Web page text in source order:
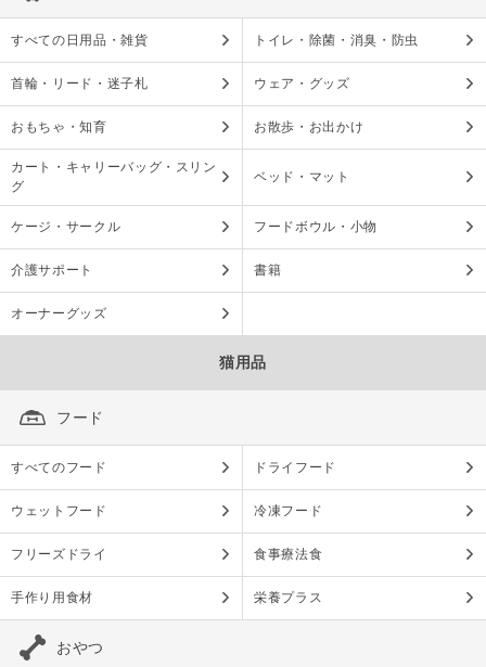
すべての日用品・雑貨 トイレ・除菌・消臭・防虫
首輪・リード・迷子札 ウェア・グッズ
おもちゃ・知育 お散歩・お出かけ
カート・キャリーバッグ・スリン
グ
ベッド・マット
ケージ・サークル フードボウル・小物
介護サポート 書籍
オーナーグッズ
猫用品
フード
すべてのフード ドライフード
ウェットフード 冷凍フード
フリーズドライ 食事療法食
手作り用食材 栄養プラス
おやつ